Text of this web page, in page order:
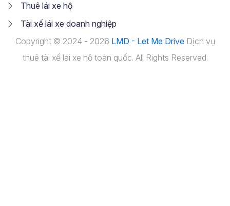
Thuê lái xe hộ
Tài xế lái xe doanh nghiệp
Copyright © 2024 - 2026 LMD - Let Me Drive Dịch vụ
thuê tài xế lái xe hộ toàn quốc. All Rights Reserved.